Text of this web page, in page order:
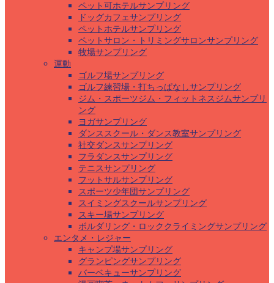
ペット可ホテルサンプリング
ドッグカフェサンプリング
ペットホテルサンプリング
ペットサロン・トリミングサロンサンプリング
牧場サンプリング
運動
ゴルフ場サンプリング
ゴルフ練習場・打ちっぱなしサンプリング
ジム・スポーツジム・フィットネスジムサンプリ
ング
ヨガサンプリング
ダンススクール・ダンス教室サンプリング
社交ダンスサンプリング
フラダンスサンプリング
テニスサンプリング
フットサルサンプリング
スポーツ少年団サンプリング
スイミングスクールサンプリング
スキー場サンプリング
ボルダリング・ロッククライミングサンプリング
エンタメ・レジャー
キャンプ場サンプリング
グランピングサンプリング
バーベキューサンプリング